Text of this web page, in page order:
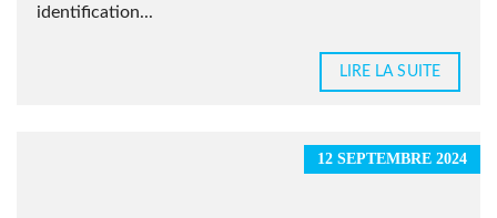
identification...
LIRE LA SUITE
12 SEPTEMBRE 2024